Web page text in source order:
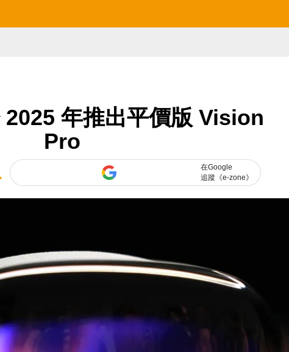
年推出平價版 Vision
Pro
在Google
追蹤《e-zone》